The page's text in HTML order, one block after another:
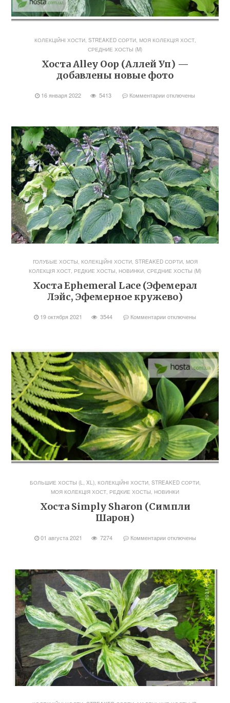
КОЛЕКЦІЙНІ ХОСТИ, STREAKED СОРТИ, МОЯ КОЛЕКЦІЯ ХОСТ,
СРЕДНИЕ ХОСТЫ (M)
Хоста Alley Oop (Аллей Уп) —
добавлены новые фото
16 января 2022 5413 Комментарииотключены
ГОЛУБЫЕ ХОСТЫ КОЛЕКЦІЙНІ ХОСТИ, STREAKED СОРТИ, МОЯ
КОЛЕКЦІЯ ХОСТ РЕДКИЕ ХОСТЫ, НОВИНКИ СРЕДНИЕ ХОСТЫ (M)
Хоста Ephemeral Lace (Эфемерал
Лэйс, Эфемерное кружево)
19 октября 2021 3544 Комментарииотключены
БОЛЬШИЕ ХОСТЫ (L, XL), КОЛЕКЦІЙНІ ХОСТИ, STREAKED СОРТИ,
МОЯ КОЛЕКЦІЯ ХОСТ, РЕДКИЕ ХОСТЫ, НОВИНКИ
Хоста Simply Sharon (Симпли
Шарон)
01 августа 2021 7274 Комментарииотключены